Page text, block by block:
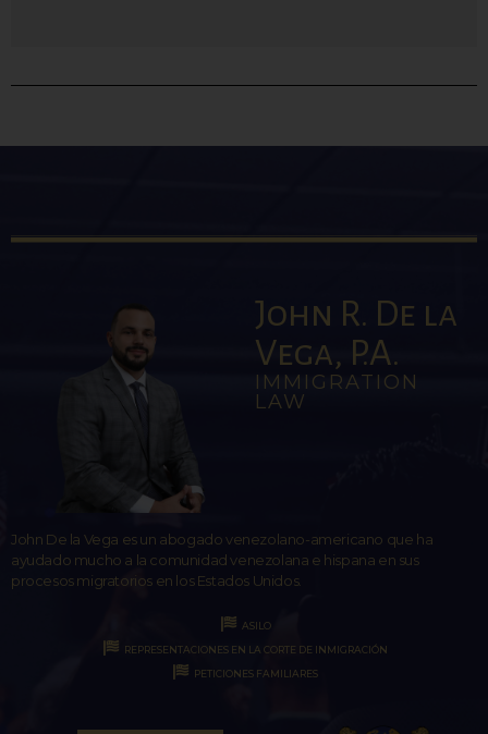
John R. De la
Vega, P.A.
IMMIGRATION
LAW
John De la Vega es un abogado venezolano-americano que ha
ayudado mucho a la comunidad venezolana e hispana en sus
procesos migratorios en los Estados Unidos.
ASILO
REPRESENTACIONES EN LA CORTE DE INMIGRACIÓN
PETICIONES FAMILIARES